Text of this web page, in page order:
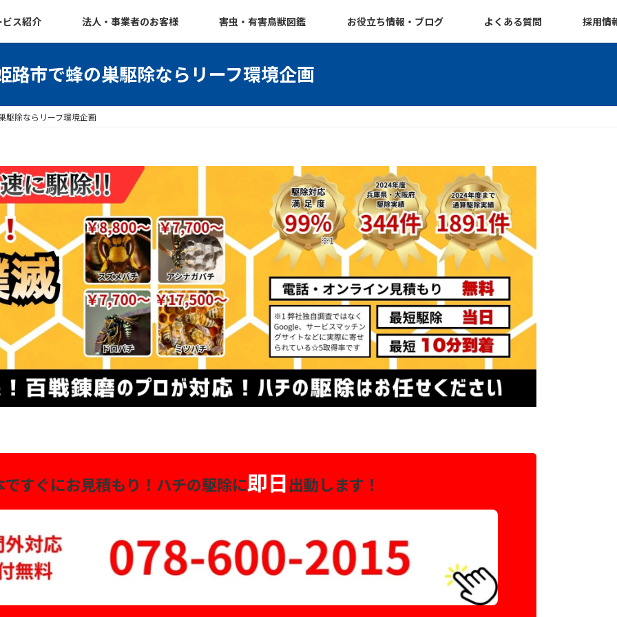
ビス紹介 法人・事業者のお客様 害虫・有害鳥獣図鑑 お役立ち情報・ブログ よくある質問 採用情
路市で蜂の巣駆除ならリーフ環境企画
駆除ならリーフ環境企画
すぐにお見積もり！ ハチの駆除に即日 出動します！